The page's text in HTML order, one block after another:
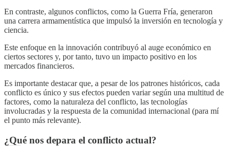
En contraste, algunos conflictos, como la Guerra Fría, generaron
una carrera armamentística que impulsó la inversión en tecnología y
ciencia.
Este enfoque en la innovación contribuyó al auge económico en
ciertos sectores y, por tanto, tuvo un impacto positivo en los
mercados financieros.
Es importante destacar que, a pesar de los patrones históricos, cada
conflicto es único y sus efectos pueden variar según una multitud de
factores, como la naturaleza del conflicto, las tecnologías
involucradas y la respuesta de la comunidad internacional (para mí
el punto más relevante).
¿Qué nos depara el conflicto actual?